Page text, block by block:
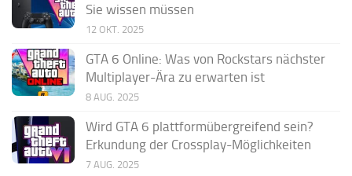
Sie wissen müssen
12 OKT. 2025
GTA 6 Online: Was von Rockstars nächster
Multiplayer-Ära zu erwarten ist
8 AUG. 2025
Wird GTA 6 plattformübergreifend sein?
Erkundung der Crossplay-Möglichkeiten
7 AUG. 2025